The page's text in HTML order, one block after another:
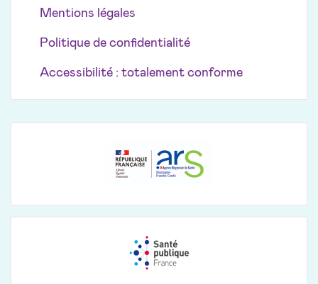
Mentions légales
Politique de confidentialité
Accessibilité : totalement conforme